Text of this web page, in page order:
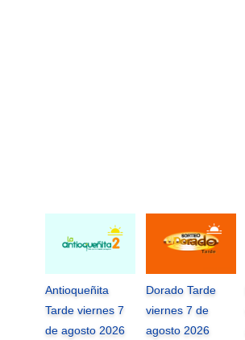
Antioqueñita
Tarde viernes 7
de agosto 2026
Dorado Tarde
viernes 7 de
agosto 2026